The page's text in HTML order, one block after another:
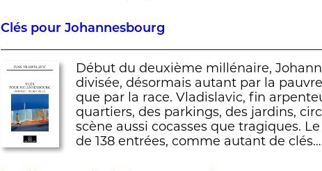
Clés pour Johannesbourg
Début du deuxième millénaire,
divisée, désormais autant par la
que par la race. Vladislavic, fin
quartiers, des parkings, des jardins,
scène aussi cocasses que tragiques.
de 138 entrées, comme autant de clés…